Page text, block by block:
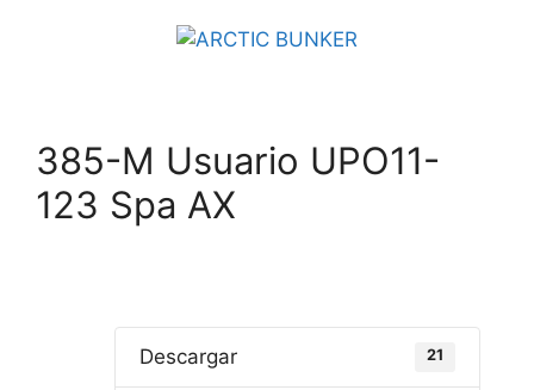
385-M Usuario UPO11-
123 Spa AX
Descargar 21